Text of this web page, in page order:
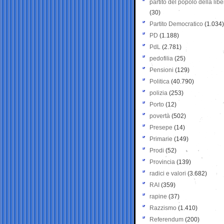
partito del popolo della
(30)
Partito Democratico (1.034)
PD (1.188)
PdL (2.781)
pedofilia (25)
Pensioni (129)
Politica (40.790)
polizia (253)
Porto (12)
povertà (502)
Presepe (14)
Primarie (149)
Prodi (52)
Provincia (139)
radici e valori (3.682)
RAI (359)
rapine (37)
Razzismo (1.410)
Referendum (200)